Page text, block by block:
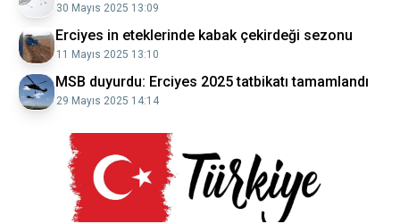
30 Mayıs 2025 13:09
Erciyes in eteklerinde kabak çekirdeği sezonu
11 Mayıs 2025 13:10
MSB duyurdu: Erciyes 2025 tatbikatı tamamlandı
29 Mayıs 2025 14:14